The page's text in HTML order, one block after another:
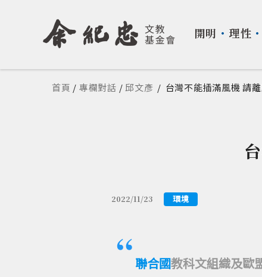
開明 ・ 理性 ・
您在這裡
首頁 / 專欄對話 / 邱文彥 / 台灣不能插滿風機 請
2022/11/23 環境
聯合國教科文組織及歐